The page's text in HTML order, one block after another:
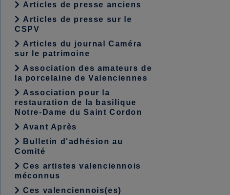
Articles de presse anciens
Articles de presse sur le
CSPV
Articles du journal Caméra
sur le patrimoine
Association des amateurs de
la porcelaine de Valenciennes
Association pour la
restauration de la basilique
Notre-Dame du Saint Cordon
Avant Après
Bulletin d'adhésion au
Comité
Ces artistes valenciennois
méconnus
Ces valenciennois(es)